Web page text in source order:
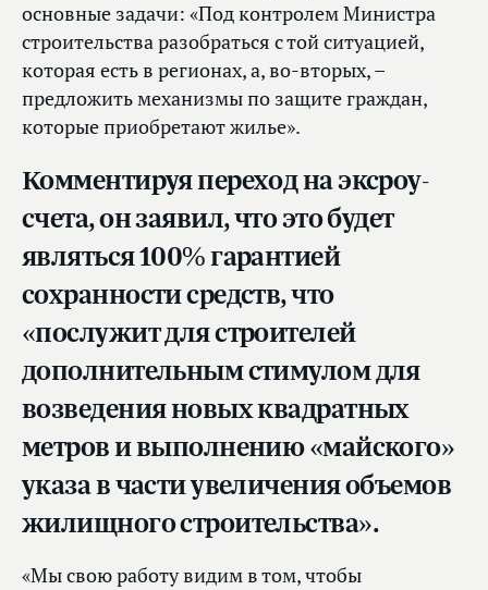
основные задачи: «Под контролем Министра
строительства разобраться с той ситуацией,
которая есть в регионах, а, во‑вторых, –
предложить механизмы по защите граждан,
которые приобретают жилье».
Комментируя переход на эксроу-
счета, он заявил, что это будет
являться 100% гарантией
сохранности средств, что
«послужит для строителей
дополнительным стимулом для
возведения новых квадратных
метров и выполнению «майского»
указа в части увеличения объемов
жилищного строительства».
«Мы свою работу видим в том, чтобы